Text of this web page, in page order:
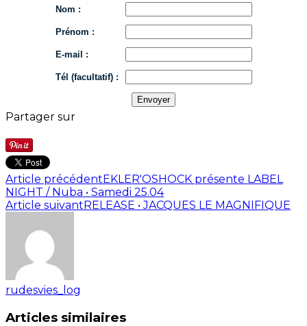
Nom :
Prénom :
E-mail :
Tél (facultatif) :
Partager sur
Article précédentEKLER'OSHOCK présente LABEL
NIGHT / Nuba • Samedi 25.04
Article suivantRELEASE • JACQUES LE MAGNIFIQUE
rudesvies_log
Articles similaires